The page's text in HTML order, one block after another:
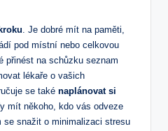
. Je dobré mít na paměti,
pod⁣ místní ‍nebo‍ celkovou
přinést na schůzku seznam
lékaře o vašich
se také naplánovat si
⁣mít někoho, kdo vás odveze
‌se ‍snažit o ​minimalizaci stresu